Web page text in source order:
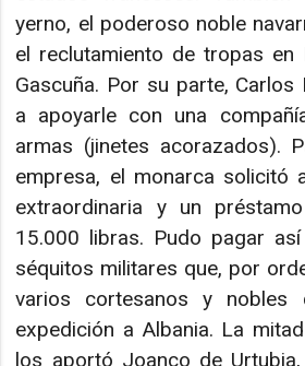
yerno, el poderoso noble
el reclutamiento de tropas en
Gascuña. Por su parte,
a apoyarle con una
armas (jinetes acorazados).
empresa, el monarca solicitó
extraordinaria y un
15.000 libras. Pudo pagar
séquitos militares que, por
varios cortesanos y
expedición a Albania. La
los aportó Joanco de